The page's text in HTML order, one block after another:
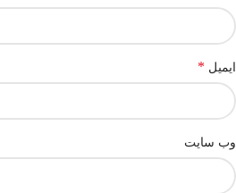
ایمیل *
وب‌ سایت